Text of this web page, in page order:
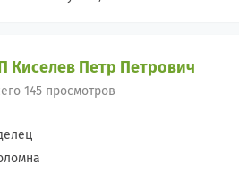
Киселев Петр Петрович
145 просмотров